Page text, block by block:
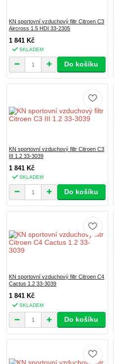
KN sportovní vzduchový filtr Citroen C3
Aircross 1.5 HDI 33-2305
1 841 Kč
SKLADEM
Do košíku
KN sportovní vzduchový filtr Citroen C3
III 1.2 33-3039
1 841 Kč
SKLADEM
Do košíku
KN sportovní vzduchový filtr Citroen C4
Cactus 1.2 33-3039
1 841 Kč
SKLADEM
Do košíku